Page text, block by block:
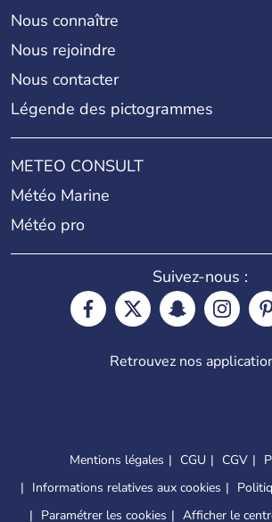
Nous connaître
Nous rejoindre
Nous contacter
Légende des pictogrammes
METEO CONSULT
Météo Marine
Météo pro
Suivez-nous :
Retrouvez nos
Mentions légales CGU CGV
Informations relatives aux cookies
Paramétrer les cookies
Afficher le